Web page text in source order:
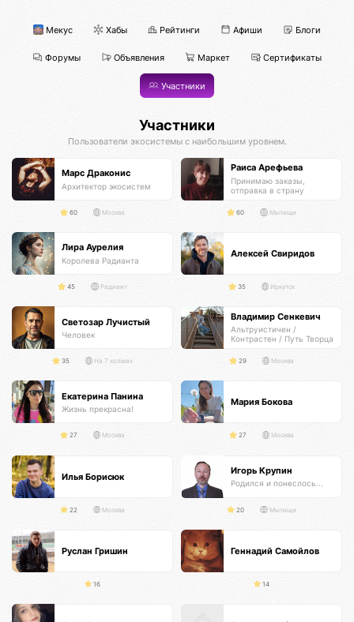
Мекус Хабы Рейтинги Афиши Блоги
Форумы Объявления Маркет Сертификаты
Участники
Участники
Пользователи экосистемы с наибольшим уровнем.
Марс Драконис
Архитектор экосистем
60 Москва
Раиса Арефьева
Принимаю заказы,
отправка в страну
60 Мытищи
Лира Аурелия
Королева Радианта
45 Радиант
Алексей Свиридов
35 Иркутск
Светозар Лучистый
Человек
35 На 7 холмах
Владимир Сенкевич
Альтруистичен /
Контрастен / Путь Творца
29 Москва
Екатерина Панина
Жизнь прекрасна!
27 Москва
Мария Бокова
27 Москва
Илья Борисюк
22 Москва
Игорь Крупин
Родился и понеслось...
20 Мытищи
Руслан Гришин
16
Геннадий Самойлов
14